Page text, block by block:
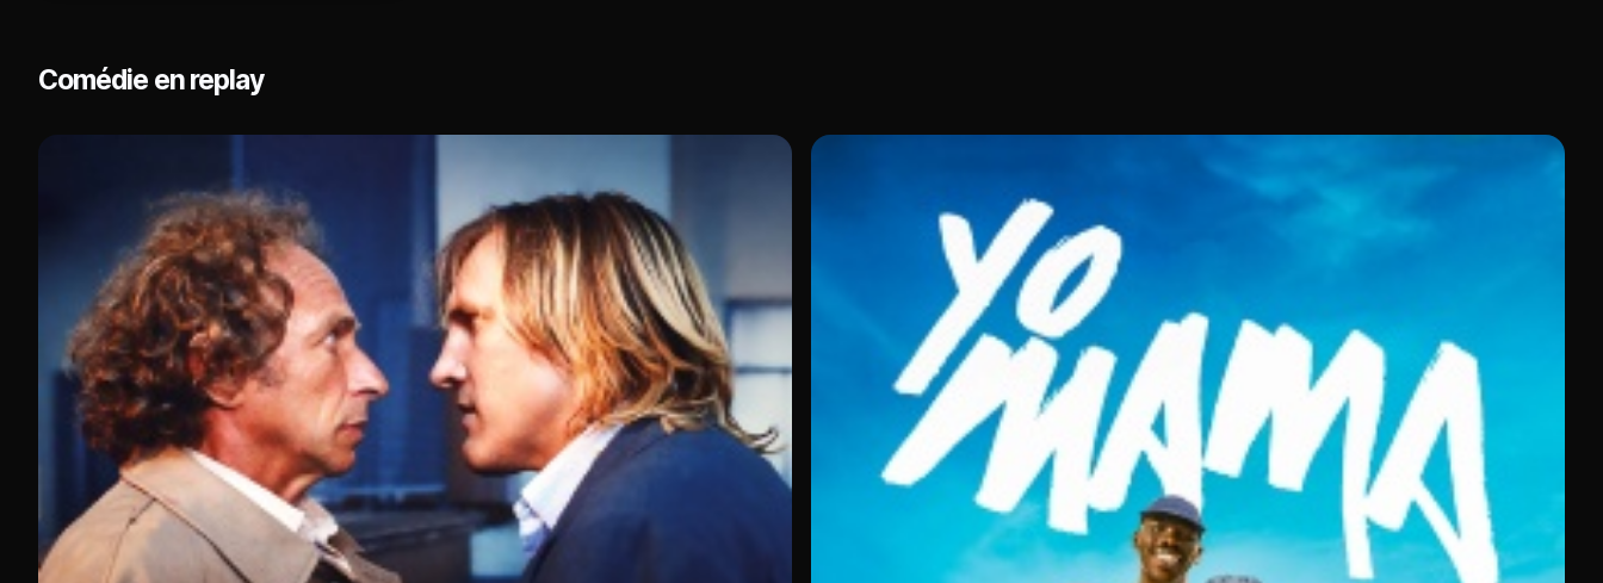
Comédie en replay